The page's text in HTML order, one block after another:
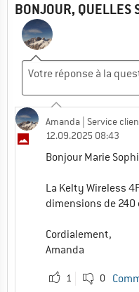
BONJOUR, QUELLES
Amanda | Service
12.09.2025 08:43
Bonjour Marie
La Kelty Wireless
dimensions de 240
Cordialement,
Amanda
1 0